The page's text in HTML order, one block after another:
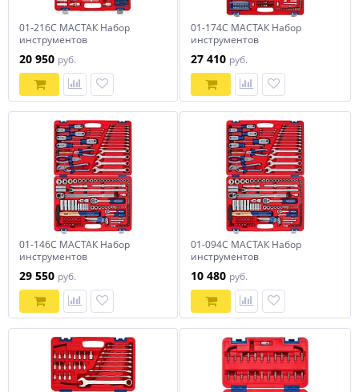
01-216C МАСТАК Набор
инструментов
предметов
20 950 руб.
01-174C МАСТАК Набор
инструментов
предмета
27 410 руб.
01-146C МАСТАК Набор
инструментов
предметов
29 550 руб.
01-094C МАСТАК Набор
инструментов
10 480 руб.